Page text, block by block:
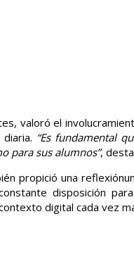
valoró el
“Es fundamental
para sus alumnos”,
propició una
disposición
digital cada vez